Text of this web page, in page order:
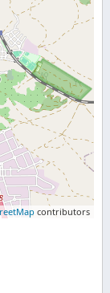
contributors